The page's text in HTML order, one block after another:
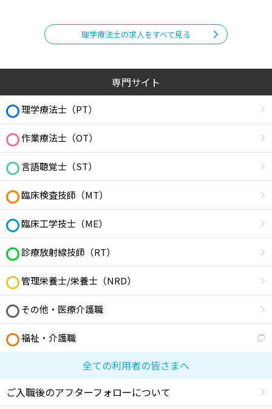
理学療法士の求人をすべて見る
専門サイト
理学療法士（PT）
作業療法士（OT）
言語聴覚士（ST）
臨床検査技師（MT）
臨床工学技士（ME）
診療放射線技師（RT）
管理栄養士/栄養士（NRD）
その他・医療介護職
福祉・介護職
全ての利用者の皆さまへ
ご入職後のアフターフォローについて